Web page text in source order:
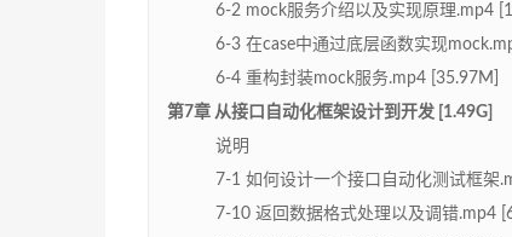
6-2 mock服务介绍以及实现原理.mp4
6-3 在case中通过底层函数实现
6-4 重构封装mock服务.mp4 [35.97M]
第7章 从接口自动化框架设计到开发 [1.49G]
说明
7-1 如何设计一个接口自动化测试框架
7-10 返回数据格式处理以及调错.mp4